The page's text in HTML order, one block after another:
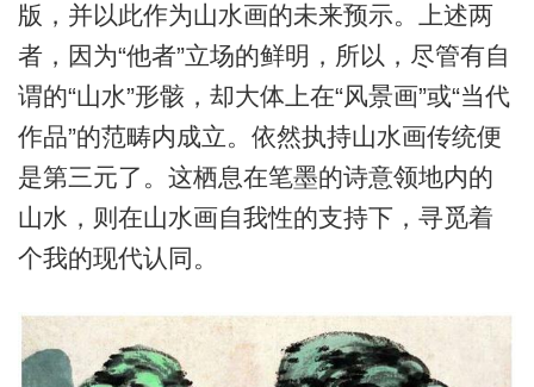
版，并以此作为山水画的未来预示。上述两
者，因为“他者”立场的鲜明，所以，尽管有自
谓的“山水”形骸，却大体上在“风景画”或“当代
作品”的范畴内成立。依然执持山水画传统便
是第三元了。这栖息在笔墨的诗意领地内的
山水，则在山水画自我性的支持下，寻觅着
个我的现代认同。